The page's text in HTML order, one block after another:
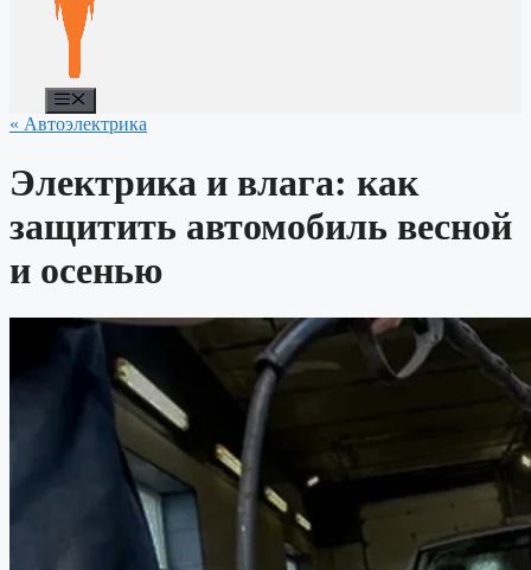
« Автоэлектрика
Электрика и влага: как
защитить автомобиль весной
и осенью